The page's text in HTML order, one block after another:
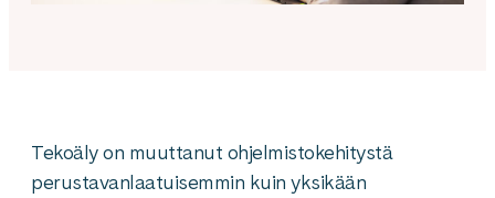
Tekoäly on muuttanut ohjelmistokehitystä
perustavanlaatuisemmin kuin yksikään